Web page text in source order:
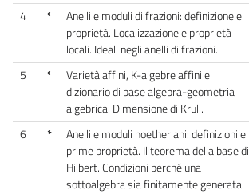
4 *
Anelli e moduli di frazioni: definizione e
proprietà. Localizzazione e proprietà
locali. Ideali negli anelli di frazioni.
5 *
Varietà affini, K-algebre affini e
dizionario di base algebra-geometria
algebrica. Dimensione di Krull.
6 *
Anelli e moduli noetheriani: definizioni e
prime proprietà. Il teorema della base di
Hilbert. Condizioni perché una
sottoalgebra sia finitamente generata.